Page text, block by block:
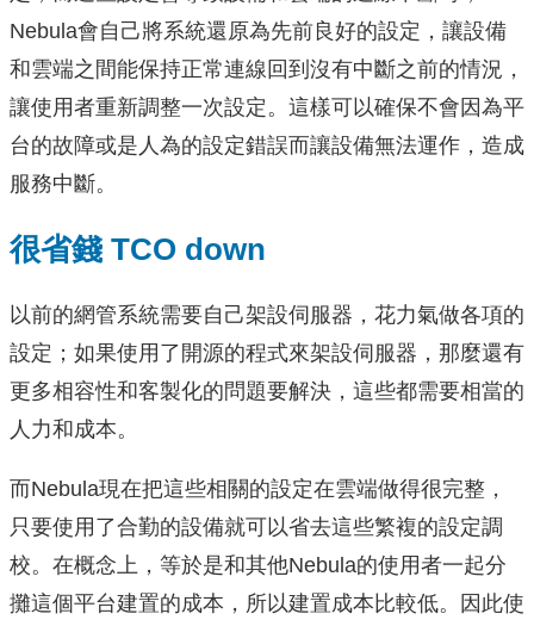
Nebula會自己將系統還原為先前良好的設定，讓設備
和雲端之間能保持正常連線回到沒有中斷之前的情況，
讓使用者重新調整一次設定。這樣可以確保不會因為平
台的故障或是人為的設定錯誤而讓設備無法運作，造成
服務中斷。
很省錢 TCO down
以前的網管系統需要自己架設伺服器，花力氣做各項的
設定；如果使用了開源的程式來架設伺服器，那麼還有
更多相容性和客製化的問題要解決，這些都需要相當的
人力和成本。
而Nebula現在把這些相關的設定在雲端做得很完整，
只要使用了合勤的設備就可以省去這些繁複的設定調
校。在概念上，等於是和其他Nebula的使用者一起分
攤這個平台建置的成本，所以建置成本比較低。因此使